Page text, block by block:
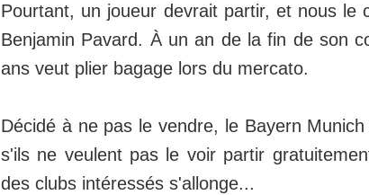
Pourtant, un joueur devrait partir, et nous le
Benjamin Pavard. À un an de la fin de son
ans veut plier bagage lors du mercato.
Décidé à ne pas le vendre, le Bayern
s'ils ne veulent pas le voir partir
des clubs intéressés s'allonge...